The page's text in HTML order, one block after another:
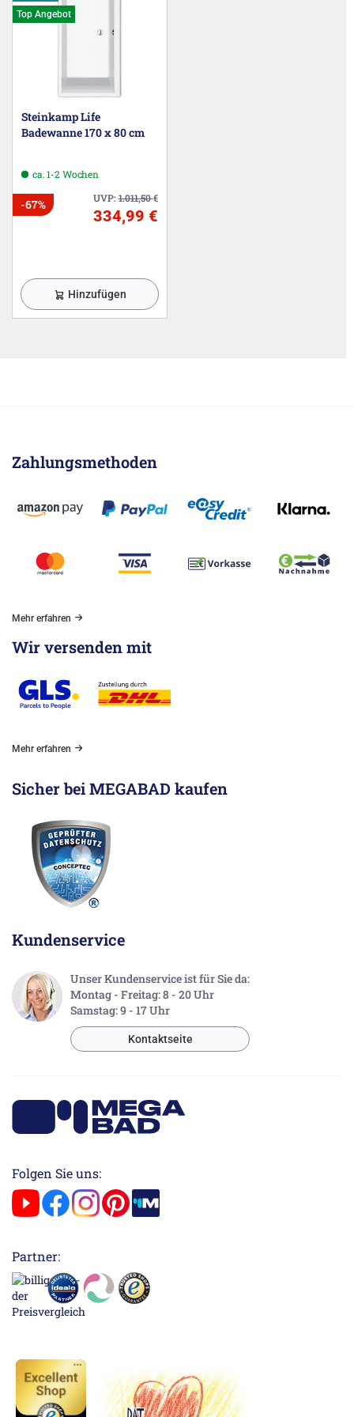
Top Angebot
Steinkamp Life
Badewanne 170 x 80 cm
ca. 1-2 Wochen
UVP:1.011,50€
-67%
334,99 €
Hinzufügen
Zahlungsmethoden
Mehr erfahren
Wir versenden mit
Mehr erfahren
Sicher bei MEGABAD kaufen
Kundenservice
Unser Kundenservice ist für Sie da:
Montag - Freitag: 8 - 20 Uhr
Samstag: 9 - 17 Uhr
Kontaktseite
Folgen Sie uns:
Partner: